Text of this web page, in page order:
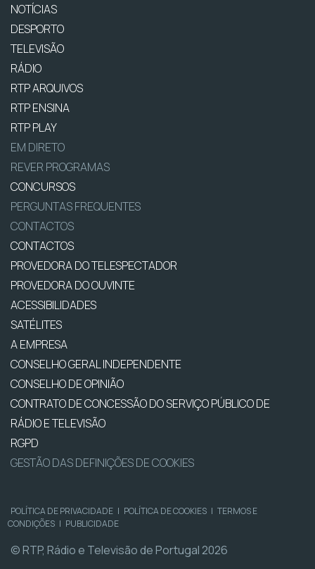
NOTÍCIAS
DESPORTO
TELEVISÃO
RÁDIO
RTP ARQUIVOS
RTP ENSINA
RTP PLAY
EM DIRETO
REVER PROGRAMAS
CONCURSOS
PERGUNTAS FREQUENTES
CONTACTOS
CONTACTOS
PROVEDORA DO TELESPECTADOR
PROVEDORA DO OUVINTE
ACESSIBILIDADES
SATÉLITES
A EMPRESA
CONSELHO GERAL INDEPENDENTE
CONSELHO DE OPINIÃO
CONTRATO DE CONCESSÃO DO SERVIÇO PÚBLICO DE
RÁDIO E TELEVISÃO
RGPD
GESTÃO DAS DEFINIÇÕES DE COOKIES
POLÍTICA DE PRIVACIDADE | POLÍTICA DE COOKIES | TERMOS E
CONDIÇÕES | PUBLICIDADE
© RTP, Rádio e Televisão de Portugal 2026